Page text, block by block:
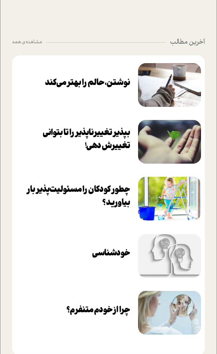
آخرین مطالب مشاهده ی همه
نوشتن، حالم را بهتر می‌کند
بپذير تغييرناپذير را تا بتواني
تغييرش دهي!‏
چطور کودکان را مسئولیت‌پذیر بار
بیاورید؟
خودشناسی
چرا از خودم متنفرم؟